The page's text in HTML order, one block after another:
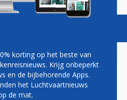
700
korting op het beste van
Krijg onbeperkt
en de bijbehorende Apps.
het Luchtvaartnieuws
de mat.